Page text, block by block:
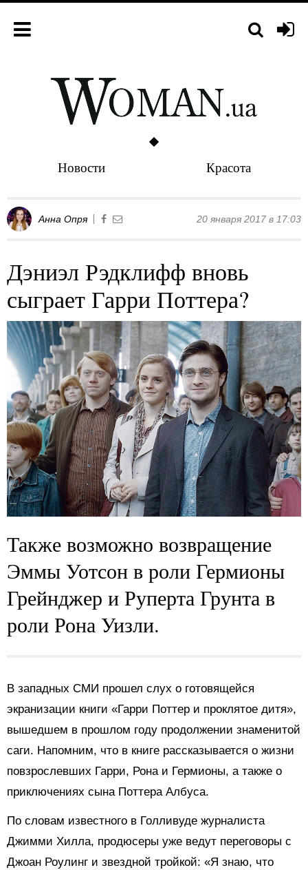
Новости Красота
Анна Опря 20 января 2017 в 17:03
Дэниэл Рэдклифф вновь
сыграет Гарри Поттера?
Также возможно возвращение
Эммы Уотсон в роли Гермионы
Грейнджер и Руперта Грунта в
роли Рона Уизли.
В западных СМИ прошел слух о готовящейся
экранизации книги «Гарри Поттер и проклятое дитя»,
вышедшем в прошлом году продолжении знаменитой
саги. Напомним, что в книге рассказывается о жизни
повзрослевших Гарри, Рона и Гермионы, а также о
приключениях сына Поттера Албуса.
По словам известного в Голливуде журналиста
Джимми Хилла, продюсеры уже ведут переговоры с
Джоан Роулинг и звездной тройкой: «Я знаю, что